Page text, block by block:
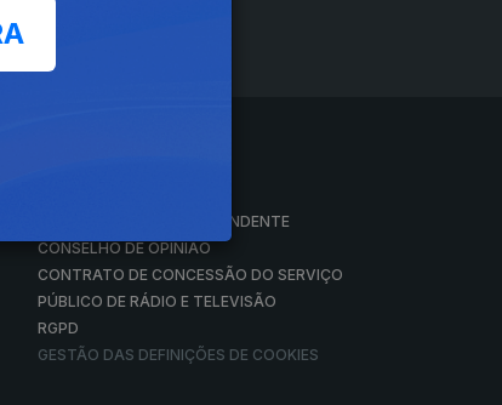
CONSELHO GERAL INDEPENDENTE
CONSELHO DE OPINIÃO
CONTRATO DE CONCESSÃO DO SERVIÇO
PÚBLICO DE RÁDIO E TELEVISÃO
RGPD
GESTÃO DAS DEFINIÇÕES DE COOKIES